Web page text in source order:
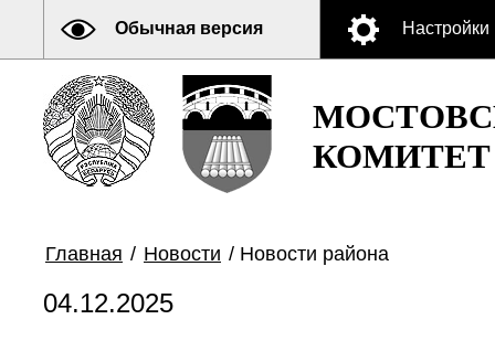
Обычная версия Настройки
КОМИТЕТ
Главная / Новости / Новости района
04.12.2025